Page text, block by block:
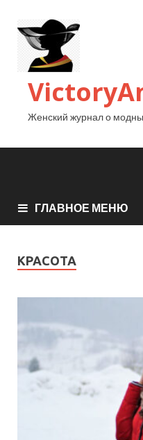
Женский журнал о
ГЛАВНОЕ МЕНЮ
КРАСОТА